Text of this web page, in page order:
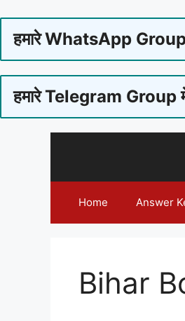
हमारे WhatsApp
हमारे Telegram Group
Home Answer
Bihar